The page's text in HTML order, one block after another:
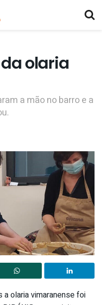
olaria
a mão no barro e a
olaria vimaranense foi